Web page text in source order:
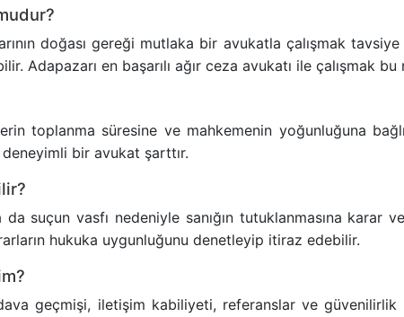
doğası gereği mutlaka bir avukatla çalışmak
Adapazarı en başarılı ağır ceza avukatı ile çalışmak
toplanma süresine ve mahkemenin yoğunluğuna
bir avukat şarttır.
suçun vasfı nedeniyle sanığın tutuklanmasına karar
hukuka uygunluğunu denetleyip itiraz edebilir.
geçmişi, iletişim kabiliyeti, referanslar ve